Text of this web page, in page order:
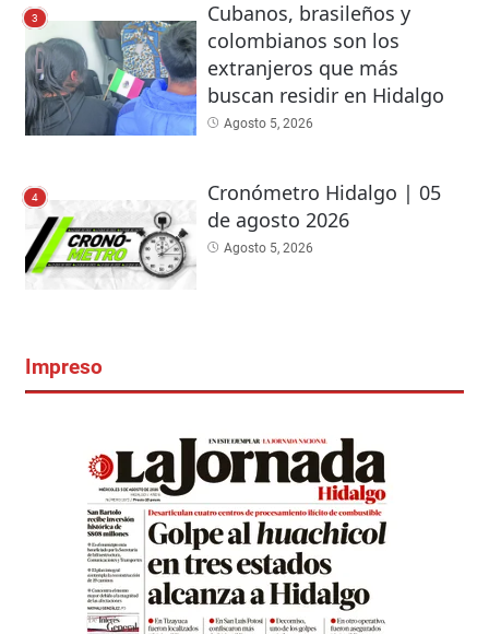
3
Cubanos, brasileños y
colombianos son los
extranjeros que más
buscan residir en Hidalgo
Agosto 5, 2026
4
Cronómetro Hidalgo | 05
de agosto 2026
Agosto 5, 2026
Impreso